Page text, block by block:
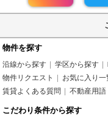
物件を探す
沿線から探す 学区から探す
物件リクエスト
お気に入り一
賃貸よくある質問
不動産用
こだわり条件から探す